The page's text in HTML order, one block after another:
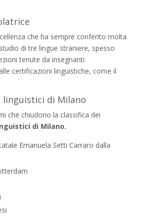
che ha sempre conferito molta
di tre lingue straniere, spesso
tenute da insegnanti
certificazioni linguistiche, come il
linguistici di Milano
che chiudono la classifica dei
di Milano.
Emanuela Setti Carraro dalla